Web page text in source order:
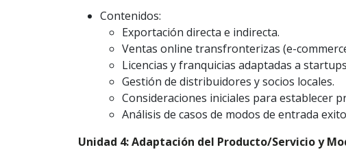
Contenidos:
Exportación directa e indirecta.
Ventas online transfronterizas (e-
Licencias y franquicias adaptadas a
Gestión de distribuidores y socios locales.
Consideraciones iniciales para establecer
Análisis de casos de modos de entrada
Unidad 4: Adaptación del Producto/Servicio y